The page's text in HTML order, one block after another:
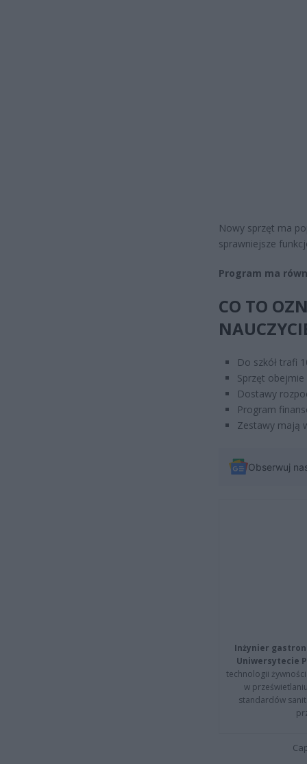
Nowy sprzęt ma
sprawniejsze
Program ma
CO TO
Do szkół trafi
Sprzęt
Dostawy
Program
Zestawy mają
Obserwuj
Inżynier
Uniwersytecie
technologii
w
standardów